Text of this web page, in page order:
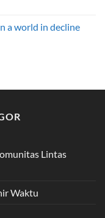
a world in decline
Lintas
Waktu